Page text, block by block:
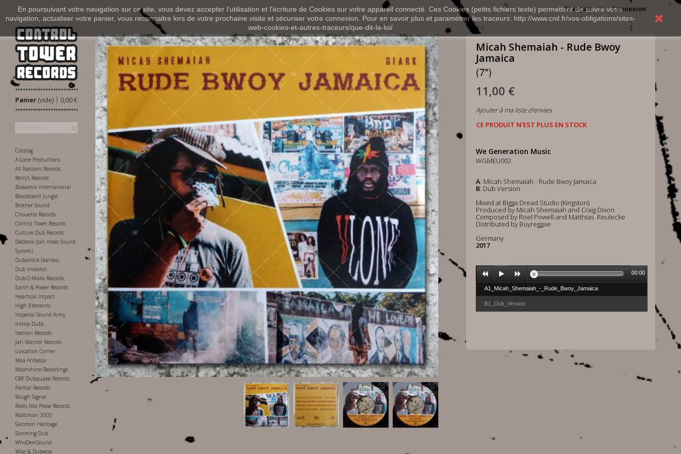
En poursuivant votre navigation sur ce site, vous devez accepter l’utilisation et l'écriture de Cookies sur votre appareil connecté. Ces Cookies (petits fichiers texte) permettent de suivre votre
navigation, actualiser votre panier, vous reconnaitre lors de votre prochaine visite et sécuriser votre connexion. Pour en savoir plus et paramétrer les traceurs: http://www.cnil.fr/vos-obligations/sites-
web-cookies-et-autres-traceurs/que-dit-la-loi/
Connexion
Français
Panier 0,00 €
|
(vide)
Catalog
A-Lone Productions
All Nations Records
Berry's Records
Blakamix International
Blackboard Jungle
Brother Sound
Chouette Records
Control Tower Records
Culture Dub Records
Debtera (Jah Vibes Sound
System)
Dubalistik (kanka)
Dub Invasion
Dub-O-Matic Records
Earth & Power Records
Heartical Impact
High Elements
Imperial Sound Army
Indica Dubs
Itection Records
Jah Warrior Records
Livication Corner
Moa Anbessa
Moonshine Recordings
OBF Dubquake Records
Partial Records
Rough Signal
Roots Ista Posse Records
Rootsman 3000
Salomon Heritage
Storming Dub
WhoDemSound
Wise & Dubwise
Micah Shemaiah - Rude Bwoy
Jamaica
(7")
11,00 €
Ajouter à ma liste d'envies
CE PRODUIT N'EST PLUS EN STOCK
We Generation Music
WGMEU002
A: Micah Shemaiah - Rude Bwoy Jamaica
B: Dub Version
Mixed at Bigga Dread Studio (Kingston)
Produced by Micah Shemaiah and Craig Dixon
Composed by Roel Powell and Matthias Reulecke
Distributed by Buyreggae
Germany
2017
A1_Micah_Shemaiah_-_Rude_Bwoy_Jamaica
B1_Dub_Version
00:00